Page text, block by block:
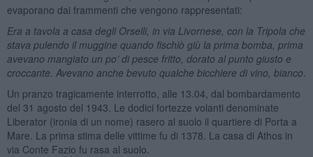
evaporano dai frammenti che vengono rappresentati:
Era a tavola a casa degli Orselli, in via Livornese, con la Tripola che
stava pulendo il muggine quando fischiò giù la prima bomba, prima
avevano mangiato un po’ di pesce fritto, dorato al punto giusto e
croccante. Avevano anche bevuto qualche bicchiere di vino, bianco
Un pranzo tragicamente interrotto, alle 13.04, dal bombardamento
del 31 agosto del 1943. Le dodici fortezze volanti denominate
Liberator (ironia di un nome) rasero al suolo il quartiere di Porta a
Mare. La prima stima delle vittime fu di 1378. La casa di Athos in
via Conte Fazio fu rasa al suolo.